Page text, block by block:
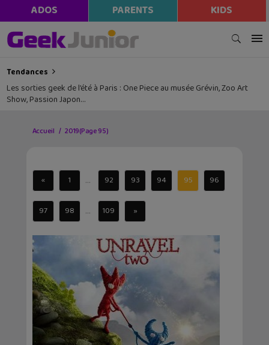
ADOS PARENTS KIDS
Tendances
Les sorties geek de l’été à Paris : One Piece au musée Grévin, Zoo Art
Show, Passion Japon…
Accueil 2019(Page 95)
« 1 ... 92 93 94 95 96
97 98 ... 109 »